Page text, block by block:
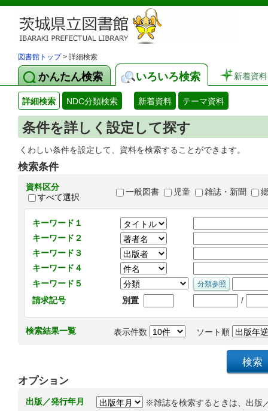
図書館トップ> 詳細検索
かんたん検索 いろいろ検索 新着資料
詳細検索 NDC分類検索 新着資料 テーマ資料
条件を詳しく設定して探す
くわしい条件を設定して、資料を検索することができます。
検索条件
資料区分
すべて選択
一般図書 児童 雑誌・新聞
キーワード１
キーワード２
キーワード３
キーワード４
キーワード５
請求記号
別置 /
検索結果一覧 表示件数 ソート順
オプション
出版／発行年月
※雑誌を検索するときは、出版